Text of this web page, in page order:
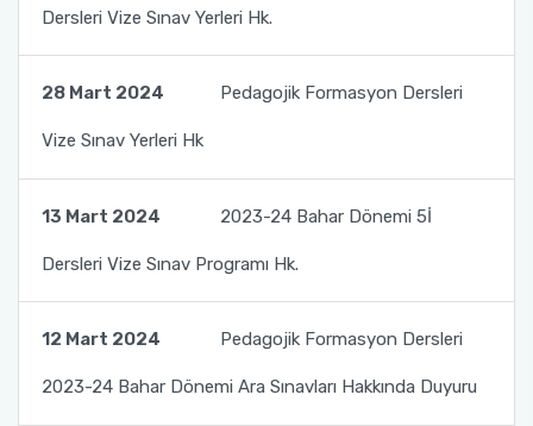
Dersleri Vize Sınav Yerleri Hk.
28 Mart 2024 Pedagojik Formasyon Dersleri
Vize Sınav Yerleri Hk
13 Mart 2024 2023-24 Bahar Dönemi 5İ
Dersleri Vize Sınav Programı Hk.
12 Mart 2024 Pedagojik Formasyon Dersleri
2023-24 Bahar Dönemi Ara Sınavları Hakkında Duyuru